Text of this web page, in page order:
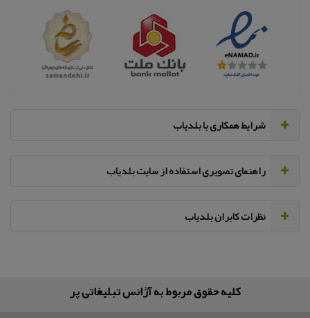
‌شرایط همکاری با بلدیاب
راهنمای تصویری استفاده از سایت بلدیاب
نظرات کابران بلدیاب
کلیه حقوق مربوط به آژانس تبلیغاتی پر سفید می‌باشد